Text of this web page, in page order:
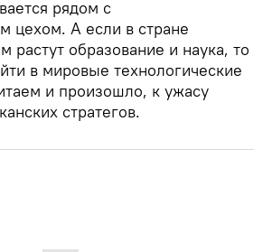
рядом с
цехом. А если в стране
растут образование и наука, то
в мировые технологические
и произошло, к ужасу
стратегов.